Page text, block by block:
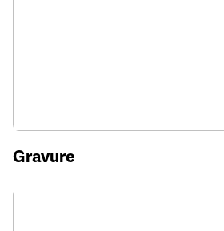
Gravure